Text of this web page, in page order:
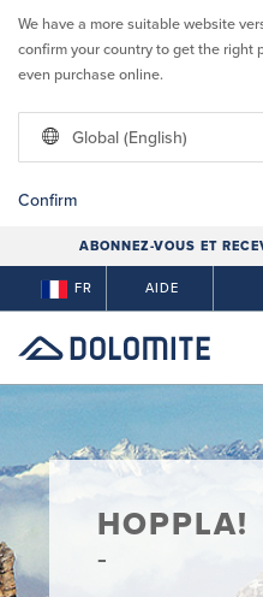
We have a more suitable website
confirm your country to get the right
even purchase online.
Global (English)
Confirm
ABONNEZ-VOUS ET
FR AIDE
HOPPLA!